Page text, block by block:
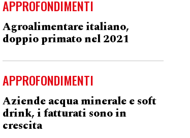
APPROFONDIMENTI
Agroalimentare italiano,
doppio primato nel 2021
APPROFONDIMENTI
Aziende acqua minerale e soft
drink, i fatturati sono in
crescita